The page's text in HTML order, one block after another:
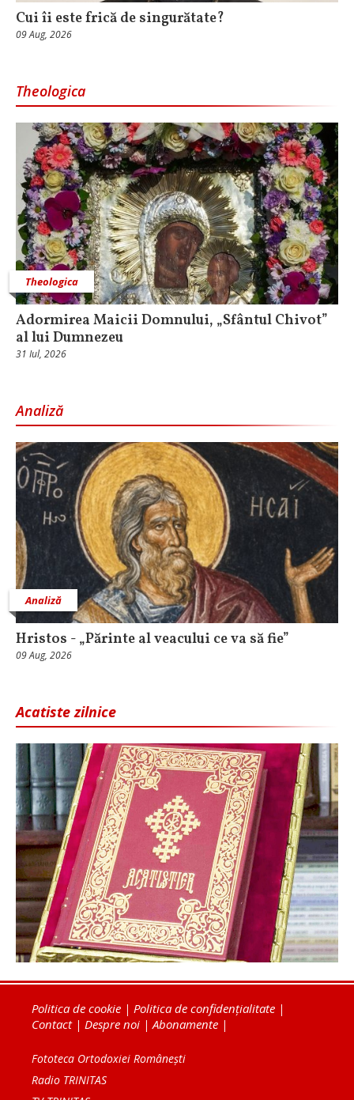
Cui îi este frică de singurătate?
09 Aug, 2026
Theologica
Theologica
Adormirea Maicii Domnului, „Sfântul Chivot”
al lui Dumnezeu
31 Iul, 2026
Analiză
Analiză
Hristos - „Părinte al veacului ce va să fie”
09 Aug, 2026
Acatiste zilnice
Politica de cookie | Politica de confidențialitate |
Contact| Despre noi |Abonamente |
Fototeca Ortodoxiei Românești
Radio TRINITAS